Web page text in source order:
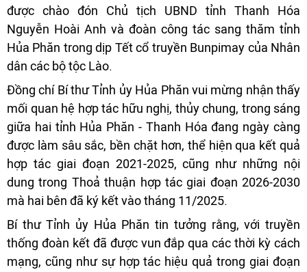
được chào đón Chủ tịch UBND tỉnh Thanh Hóa
Nguyễn Hoài Anh và đoàn công tác sang thăm tỉnh
Hủa Phăn trong dịp Tết cổ truyền Bunpimay của Nhân
dân các bộ tộc Lào.
Đồng chí Bí thư Tỉnh ủy Hủa Phăn vui mừng nhận thấy
mối quan hệ hợp tác hữu nghị, thủy chung, trong sáng
giữa hai tỉnh Hủa Phăn - Thanh Hóa đang ngày càng
được làm sâu sắc, bền chặt hơn, thể hiện qua kết quả
hợp tác giai đoạn 2021-2025, cũng như những nội
dung trong Thoả thuận hợp tác giai đoạn 2026-2030
mà hai bên đã ký kết vào tháng 11/2025.
Bí thư Tỉnh ủy Hủa Phăn tin tưởng rằng, với truyền
thống đoàn kết đã được vun đắp qua các thời kỳ cách
mạng, cũng như sự hợp tác hiệu quả trong giai đoạn